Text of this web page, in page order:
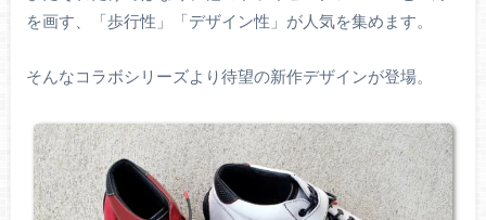
を画す、「歩行性」「デザイン性」が人気を集めます。
そんなコラボシリーズより待望の新作デザインが登場。